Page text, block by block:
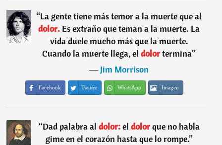
“La gente tiene más temor a la muerte que al
dolor. Es extraño que teman a la muerte. La
vida duele mucho más que la muerte.
Cuando la muerte llega, el dolortermina”
―Jim Morrison
Facebook Twitter WhatsApp Imagen
“Dad palabra al dolor:el dolorque no habla
gime en el corazón hasta que lo rompe.”